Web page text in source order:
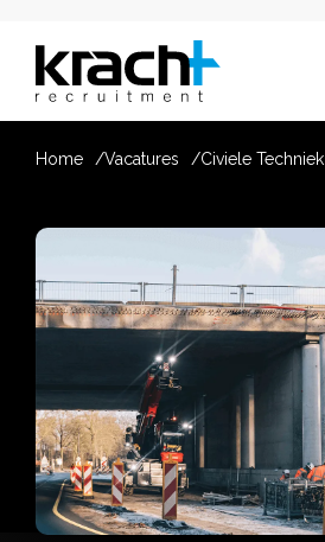
Home Vacatures Civiele Techniek